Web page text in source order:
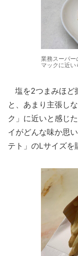
業務スーパー
マックに近い
塩を2つまみほど
と、あまり主張し
ク」に近いと感じ
イがどんな味か思
テト」のLサイズを